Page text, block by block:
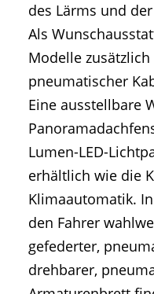
des Lärms und
Als
Modelle
pneumatischer
Eine ausstellbare
Lumen-LED-
erhältlich wie die
Klimaautomatik.
den Fahrer
gefederter,
drehbarer,